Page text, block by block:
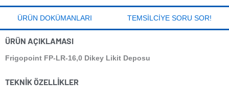
ÜRÜN DOKÜMANLARI TEMSILCIYE SORU SOR!
ÜRÜN AÇIKLAMASI
Frigopoint FP-LR-16,0 Dikey Likit Deposu
TEKNIK ÖZELLIKLER